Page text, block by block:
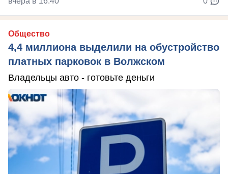
Общество
4,4 миллиона выделили на обустройство
платных парковок в Волжском
Владельцы авто - готовьте деньги